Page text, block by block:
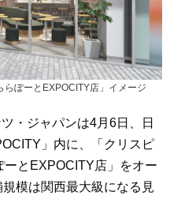
らぽーとEXPOCITY店」イメージ
・ジャパンは4月6日、日
」内に、「クリスピ
とEXPOCITY店」をオー
模は関西最大級になる見